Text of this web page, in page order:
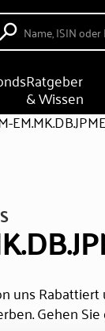
Ratgeber
& Wissen
uns
Gehen